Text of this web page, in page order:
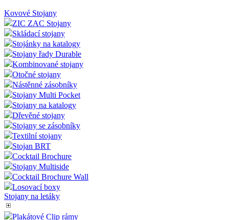
Nabídkové na vizitky
Dřevěné menu stojánky
Základny na kapsy
Nabídkové PVC kapsy
Losovací boxy
Kovové Stojany
ZIC ZAC Stojany
Skládací stojany
Stojánky na katalogy
Stojany řady Durable
Kombinované stojany
Otočné stojany
Nástěnné zásobníky
Stojany Multi Pocket
Stojany na katalogy
Dřevěné stojany
Stojany se zásobníky
Textilní stojany
Stojan BRT